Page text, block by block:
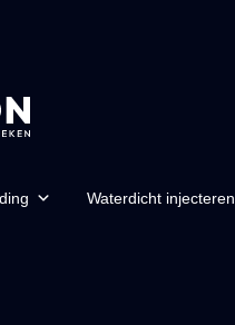
Waterdicht injecteren